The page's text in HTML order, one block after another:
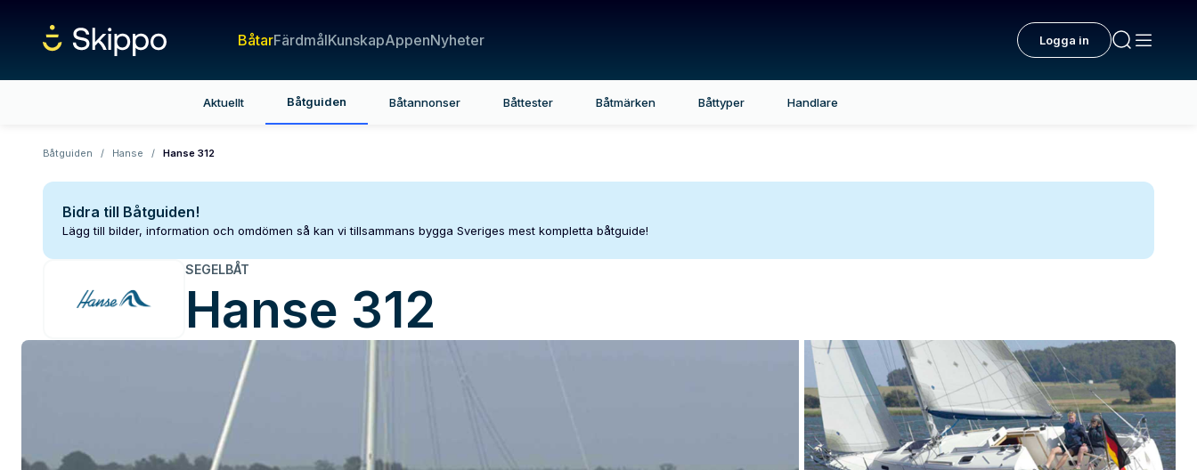
BåtarFärdmålKunskapAppenNyheter Logga in
Aktuellt Båtguiden Båtannonser Båttester Båtmärken Båttyper Handlare
Båtguiden / Hanse / Hanse 312
Bidra till Båtguiden!
Lägg till bilder, information och omdömen så kan vi tillsammans bygga Sveriges mest kompletta båtguide!
SEGELBÅT
Hanse 312